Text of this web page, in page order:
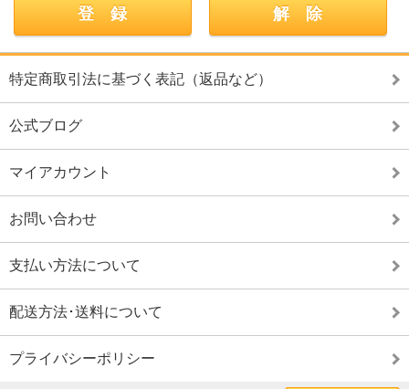
特定商取引法に基づく表記（返品など）
公式ブログ
マイアカウント
お問い合わせ
支払い方法について
配送方法･送料について
プライバシーポリシー